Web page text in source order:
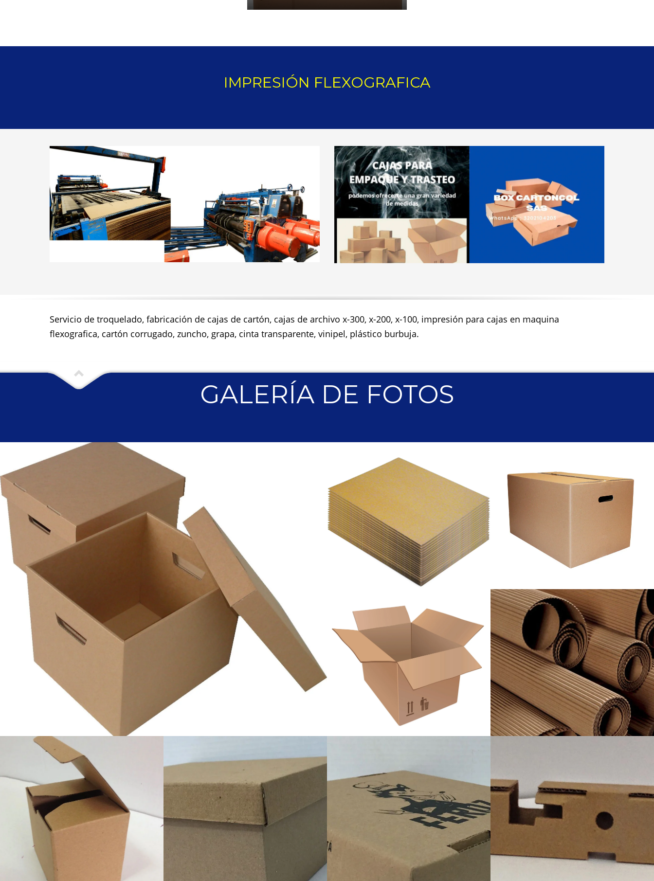
IMPRESIÓN FLEXOGRAFICA
Servicio de troquelado, fabricación de cajas de cartón, cajas de archivo x-300, x-200, x-100, impresión para cajas en maquina
flexografica, cartón corrugado, zuncho, grapa, cinta transparente, vinipel, plástico burbuja.
GALERÍA DE FOTOS